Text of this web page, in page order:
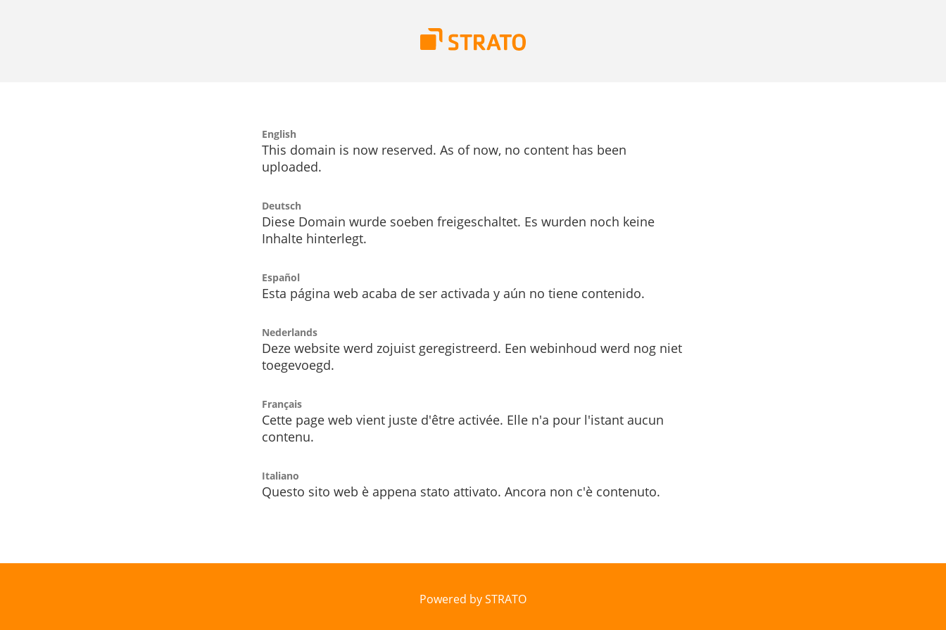
English
This domain is now reserved. As of now, no content has been
uploaded.
Deutsch
Diese Domain wurde soeben freigeschaltet. Es wurden noch keine
Inhalte hinterlegt.
Español
Esta página web acaba de ser activada y aún no tiene contenido.
Nederlands
Deze website werd zojuist geregistreerd. Een webinhoud werd nog niet
toegevoegd.
Français
Cette page web vient juste d'être activée. Elle n'a pour l'istant aucun
contenu.
Italiano
Questo sito web è appena stato attivato. Ancora non c'è contenuto.
Powered by STRATO